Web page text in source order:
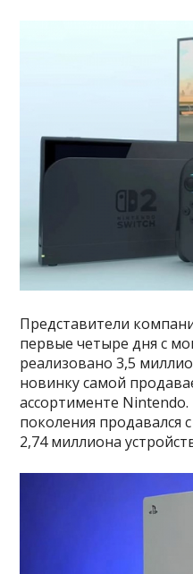
Представители
первые четыре дня с
реализовано 3,5
новинку самой
ассортименте Nintendo.
поколения продавался
2,74 миллиона